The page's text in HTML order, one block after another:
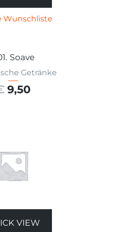
Wunschliste
Soave
Getränke
9,50
VIEW